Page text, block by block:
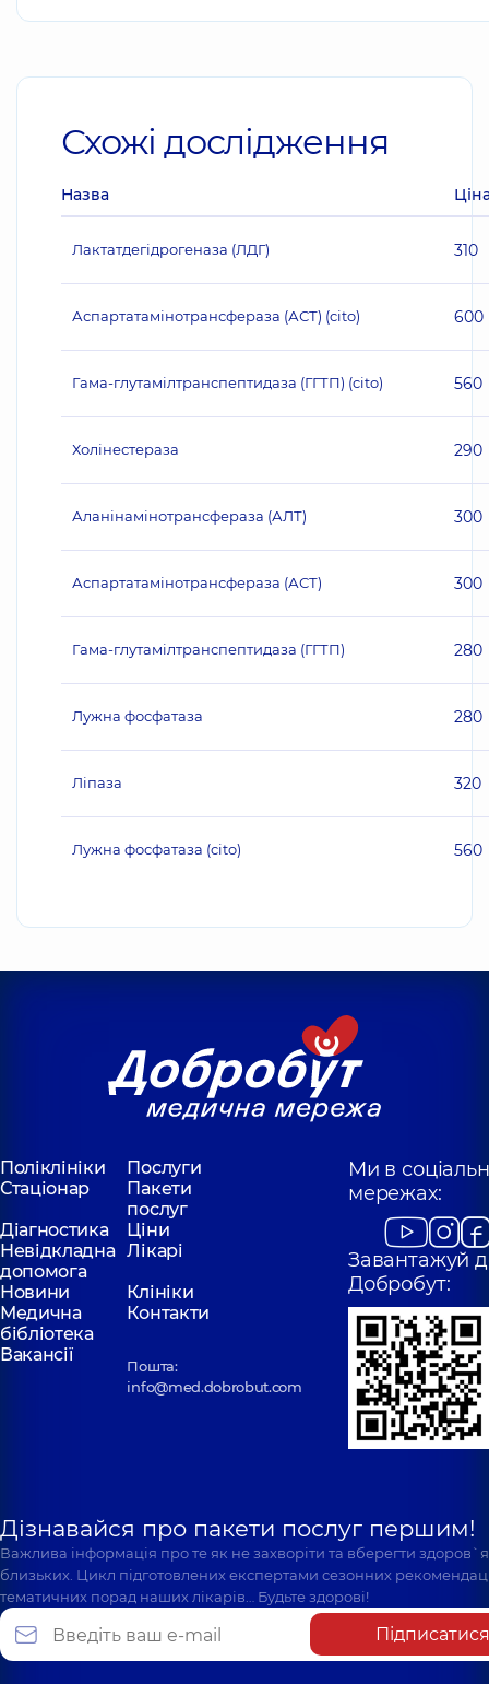
Схожі дослідження
Назва
Лактатдегідрогеназа (ЛДГ) 310
Аспартатамінотрансфераза (АСТ) (cito) 600
Гама-глутамілтранспептидаза (ГГТП) (cito) 560
Холінестераза 290
Аланінамінотрансфераза (АЛТ) 300
Аспартатамінотрансфераза (АСТ) 300
Гама-глутамілтранспептидаза (ГГТП) 280
Лужна фосфатаза 280
Ліпаза 320
Лужна фосфатаза (cito) 560
Поліклініки
Послуги
Стаціонар
Пакети
послуг
Діагностика
Ціни
Невідкладна
допомога
Лікарі
Новини
Клініки
Медична
бібліотека
Контакти
Вакансії
Пошта:
info@med.dobrobut.com
Ми в
мережах:
Завантажуй
Добробут:
Дізнавайся про пакети послуг першим!
Важлива інформація про те як не захворіти та вберегти
близьких. Цикл підготовлених експертами сезонних
тематичних порад наших лікарів… Будьте здорові!
Підписатися